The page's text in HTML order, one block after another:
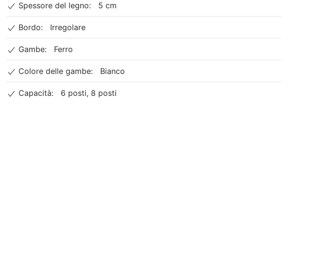
Spessore del legno: 5 cm
Bordo: Irregolare
Gambe: Ferro
Colore delle gambe: Bianco
Capacità: 6 posti, 8 posti